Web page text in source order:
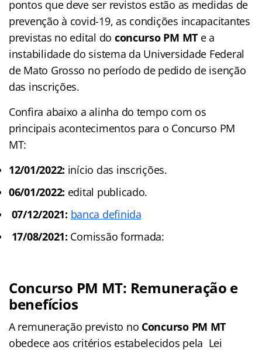
pontos que deve ser revistos estão as medidas de
prevenção à covid-19, as condições incapacitantes
previstas no edital do concurso PM MT e a
instabilidade do sistema da Universidade Federal
de Mato Grosso no período de pedido de isenção
das inscrições.
Confira abaixo a alinha do tempo com os
principais acontecimentos para o Concurso PM
MT:
12/01/2022: início das inscrições.
06/01/2022: edital publicado.
07/12/2021: banca definida
17/08/2021: Comissão formada:
Concurso PM MT: Remuneração e
benefícios
A remuneração previsto no Concurso PM MT
obedece aos critérios estabelecidos pela Lei